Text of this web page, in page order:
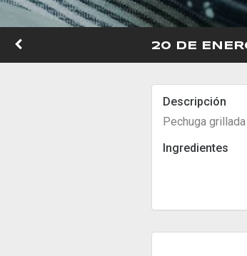
20 DE
Descripción
Pechuga
Ingredientes